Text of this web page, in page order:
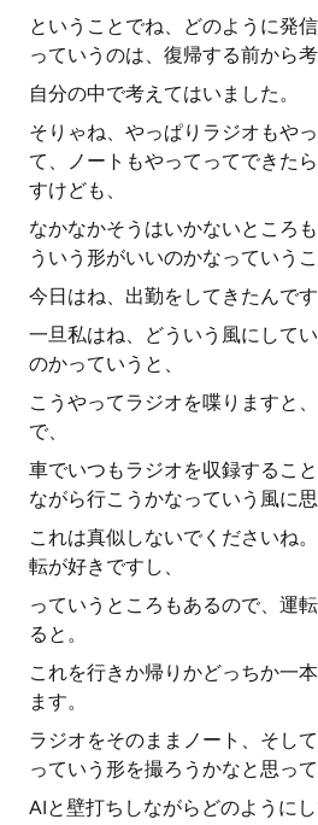
ということでね、どのように発
っていうのは、復帰する前から
自分の中で考えてはいました。
そりゃね、やっぱりラジオもや
て、ノートもやってってできた
すけども、
なかなかそうはいかないところ
ういう形がいいのかなっていう
今日はね、出勤をしてきたんです
一旦私はね、どういう風にして
のかっていうと、
こうやってラジオを喋りますと
で、
車でいつもラジオを収録するこ
ながら行こうかなっていう風に思
これは真似しないでくださいね
転が好きですし、
っていうところもあるので、運
ると。
これを行きか帰りかどっちか一
ます。
ラジオをそのままノート、そし
っていう形を撮ろうかなと思って
AIと壁打ちしながらどのように